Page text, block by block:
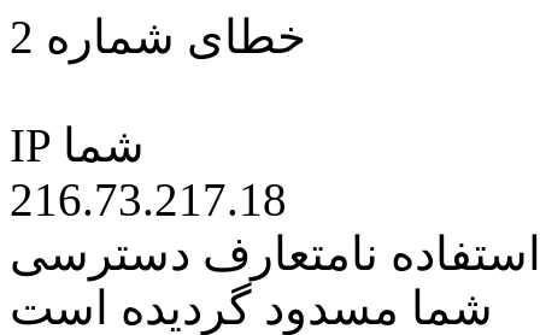
خطای شماره 2
IP شما
216.73.217.18
نامتعارف دسترسی
شما مسدود گردیده است